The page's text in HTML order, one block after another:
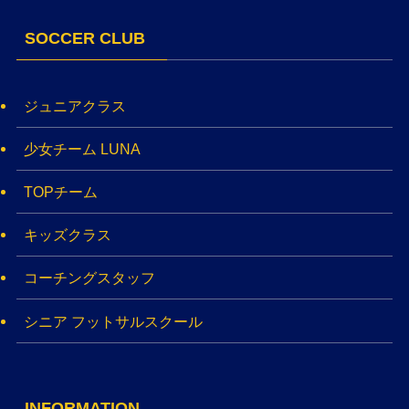
SOCCER CLUB
ジュニアクラス
少女チーム LUNA
TOPチーム
キッズクラス
コーチングスタッフ
シニア フットサルスクール